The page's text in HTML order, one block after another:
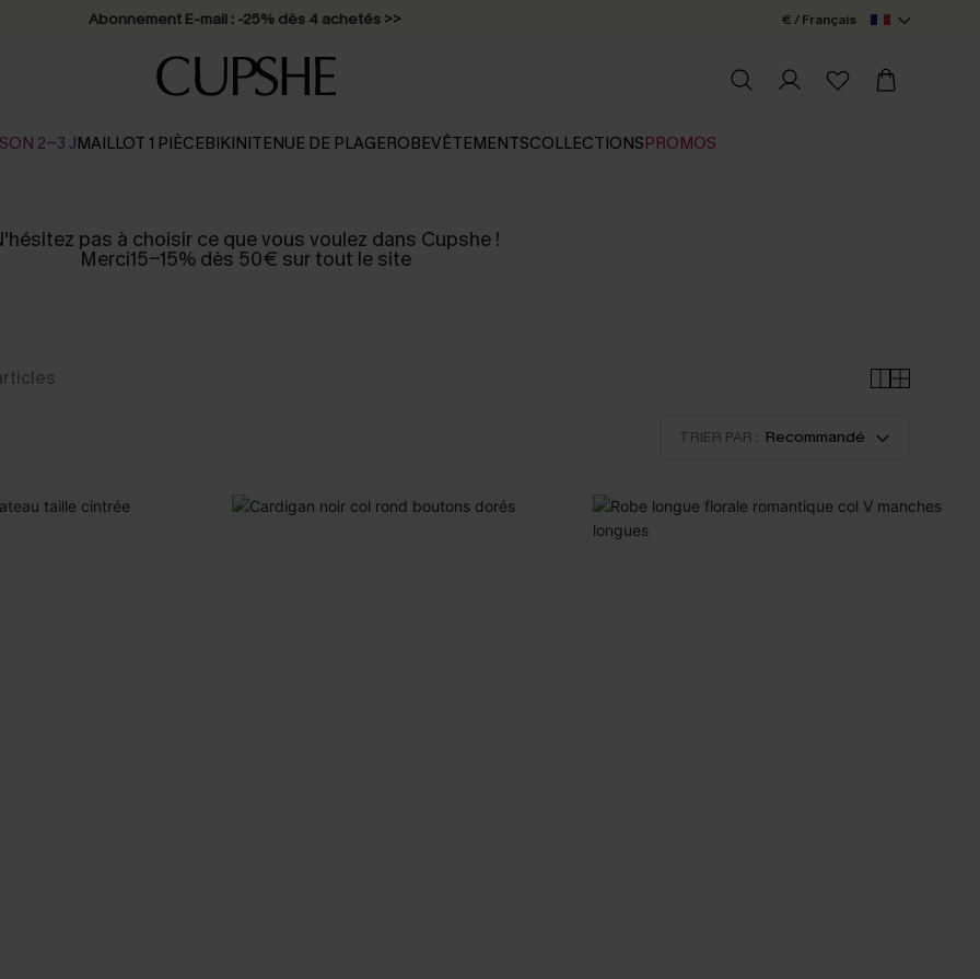
Abonnement E-mail : -25% dès 4 achetés >> € / Français
2-3 JMAILLOT 1 PIÈCEBIKINITENUE DE PLAGEROBEVÊTEMENTSCOLLECTIONSPROMOS
pas à choisir ce que vous voulez dans Cupshe !
Merci15-15% dès 50€ sur tout le site
TRIER PAR : Recommandé